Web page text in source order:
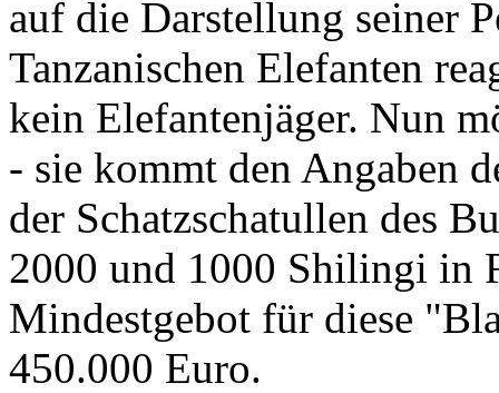
auf die Darstellung seiner
Tanzanischen Elefanten
kein Elefantenjäger. Nun
- sie kommt den Angaben
der Schatzschatullen des
2000 und 1000 Shilingi in
Mindestgebot für diese
450.000 Euro.